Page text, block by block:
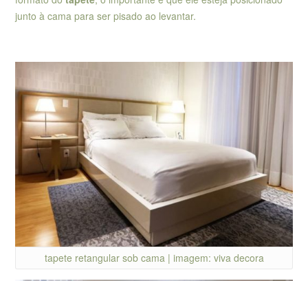
junto à cama para ser pisado ao levantar.
tapete retangular sob cama | imagem: viva decora